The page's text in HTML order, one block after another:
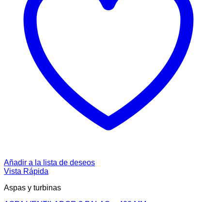
Añadir a la lista de deseos
Vista Rápida
Aspas y turbinas